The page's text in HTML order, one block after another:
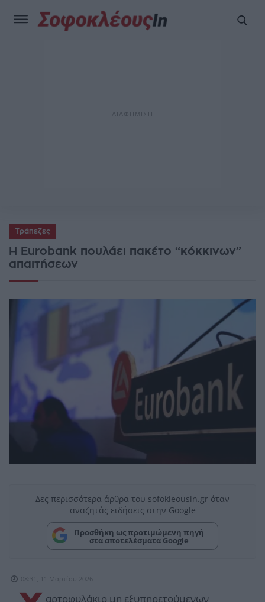
Τράπεζες
H Eurobank πουλάει πακέτο “κόκκινων”
απαιτήσεων
Δες περισσότερα άρθρα του sofokleousin.gr όταν
αναζητάς ειδήσεις στην Google
Προσθήκη ως προτιμώμενη πηγή
στα αποτελέσματα Google
08:31, 11 Μαρτίου 2026
αρτοφυλάκιο μη εξυπηρετούμενων